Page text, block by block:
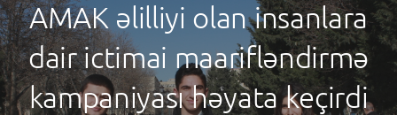
AMAK əlilliyi olan insanlara
dair ictimai maarifləndirmə
kampaniyası həyata keçirdi